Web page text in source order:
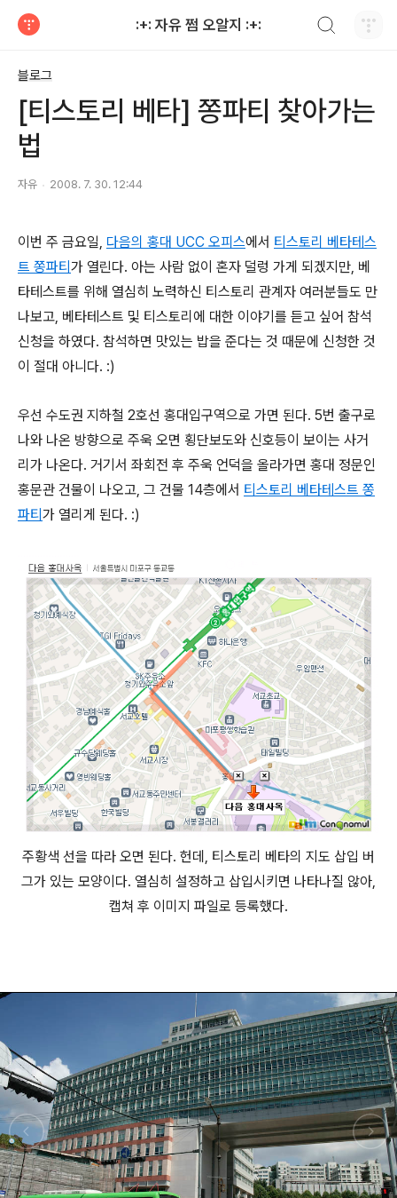
:+: 자유 쩜 오알지 :+:
블로그
[티스토리 베타] 쫑파티 찾아가는
법
자유 2008. 7. 30. 12:44
이번 주 금요일, 다음의 홍대 UCC 오피스에서 티스토리 베타테스
트 쫑파티가 열린다. 아는 사람 없이 혼자 덜렁 가게 되겠지만, 베
타테스트를 위해 열심히 노력하신 티스토리 관계자 여러분들도 만
나보고, 베타테스트 및 티스토리에 대한 이야기를 듣고 싶어 참석
신청을 하였다. 참석하면 맛있는 밥을 준다는 것 때문에 신청한 것
이 절대 아니다. :)
우선 수도권 지하철 2호선 홍대입구역으로 가면 된다. 5번 출구로
나와 나온 방향으로 주욱 오면 횡단보도와 신호등이 보이는 사거
리가 나온다. 거기서 좌회전 후 주욱 언덕을 올라가면 홍대 정문인
홍문관 건물이 나오고, 그 건물 14층에서 티스토리 베타테스트 쫑
파티가 열리게 된다. :)
주황색 선을 따라 오면 된다. 헌데, 티스토리 베타의 지도 삽입 버
그가 있는 모양이다. 열심히 설정하고 삽입시키면 나타나질 않아,
캡쳐 후 이미지 파일로 등록했다.